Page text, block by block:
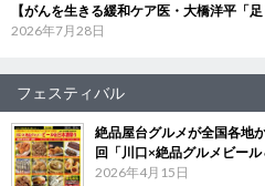
【がんを生きる緩和ケア医・大橋洋平「
2026年7月28日
フェスティバル
絶品屋台グルメが全国各地
回「川口×絶品グルメビー
2026年4月15日